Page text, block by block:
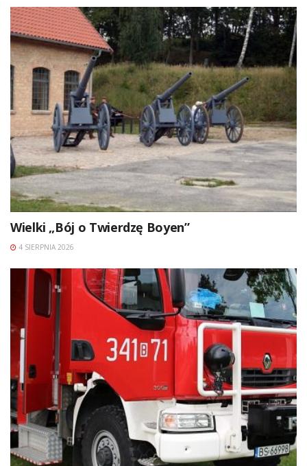
Wielki „Bój o Twierdzę Boyen”
4 SIERPNIA 2026